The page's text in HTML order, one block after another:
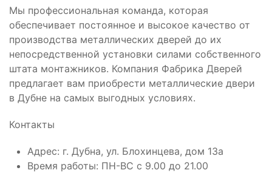
Мы профессиональная команда, которая
обеспечивает постоянное и высокое качество от
производства металлических дверей до их
непосредственной установки силами собственного
штата монтажников. Компания Фабрика Дверей
предлагает вам приобрести металлические двери
в Дубне на самых выгодных условиях.
Контакты
Адрес: г. Дубна, ул. Блохинцева, дом 13а
Время работы: ПН-ВС с 9.00 до 21.00